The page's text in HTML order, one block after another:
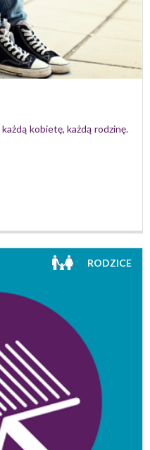
kobietę, każdą rodzinę.
RODZICE